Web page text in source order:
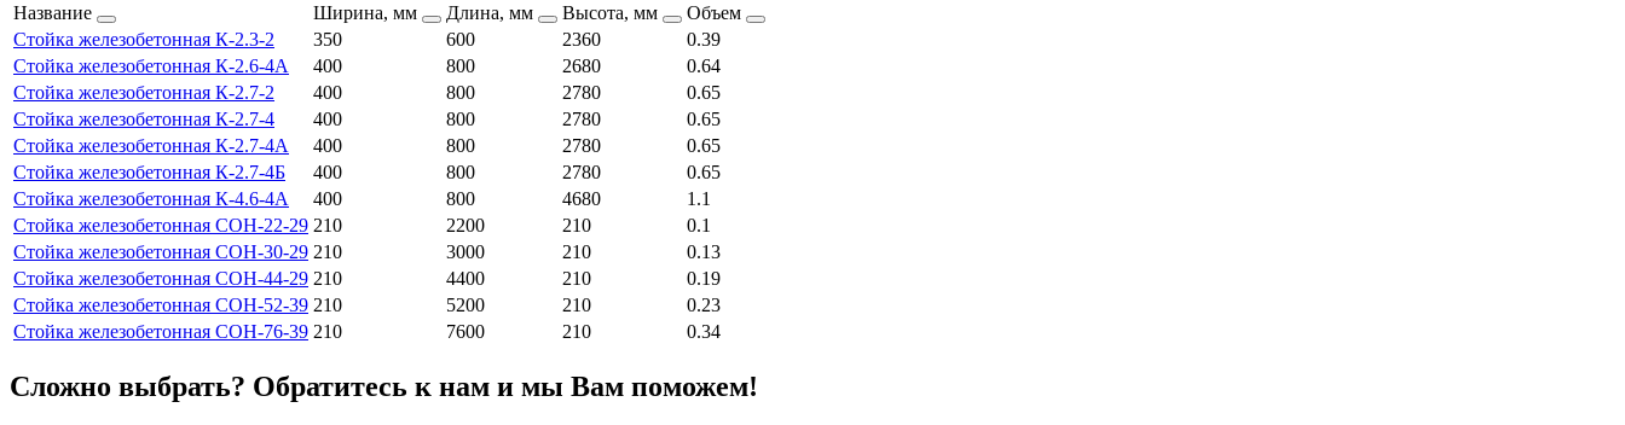
Название Ширина, мм Длина, мм Высота, мм
Объем
Стойка железобетонная К-2.3-2
350 600 2360
0.39
Стойка железобетонная К-2.6-4А
400 800 2680
0.64
Стойка железобетонная К-2.7-2
400 800 2780
0.65
Стойка железобетонная К-2.7-4
400 800 2780
0.65
Стойка железобетонная К-2.7-4А
400 800 2780
0.65
Стойка железобетонная К-2.7-4Б
400 800 2780
0.65
Стойка железобетонная К-4.6-4А
400 800 4680
1.1
Стойка железобетонная СОН-22-29 210 2200 210
0.1
Стойка железобетонная СОН-30-29 210 3000 210
0.13
Стойка железобетонная СОН-44-29 210 4400 210
0.19
Стойка железобетонная СОН-52-39 210 5200 210
0.23
Стойка железобетонная СОН-76-39 210 7600 210 0.34
Сложно выбрать? Обратитесь к нам и мы Вам поможем!